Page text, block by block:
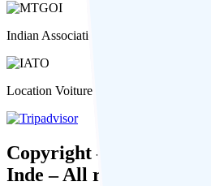
Indian Association of Tour Operators
Location Voiture En Inde on Tripadvisor
Copyright – 2026 –
Inde – All rights